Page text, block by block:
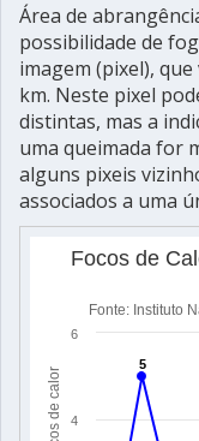
Área de
possibilidade de
imagem (pixel),
km. Neste pixel
distintas, mas a
uma queimada for
alguns pixeis
associados a uma